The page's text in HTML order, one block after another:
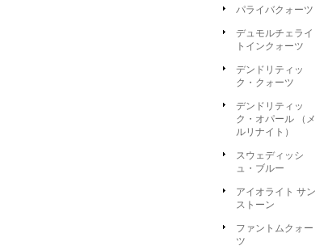
パライバクォーツ
デュモルチェライ
トインクォーツ
デンドリティッ
ク・クォーツ
デンドリティッ
ク・オパール （メ
ルリナイト）
スウェディッシ
ュ・ブルー
アイオライト サン
ストーン
ファントムクォー
ツ